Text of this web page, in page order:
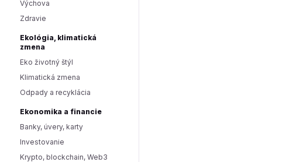
Výchova
Zdravie
Ekológia, klimatická
zmena
Eko životný štýl
Klimatická zmena
Odpady a recyklácia
Ekonomika a financie
Banky, úvery, karty
Investovanie
Krypto, blockchain, Web3